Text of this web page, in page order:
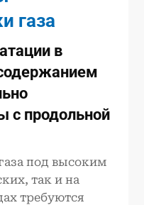
газа
в
с продольной
под высоким
так и на
требуются